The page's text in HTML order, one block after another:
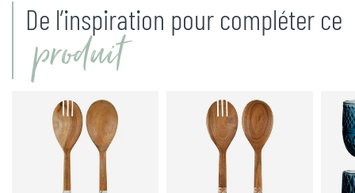
De l’inspiration pour compléter ce
produit